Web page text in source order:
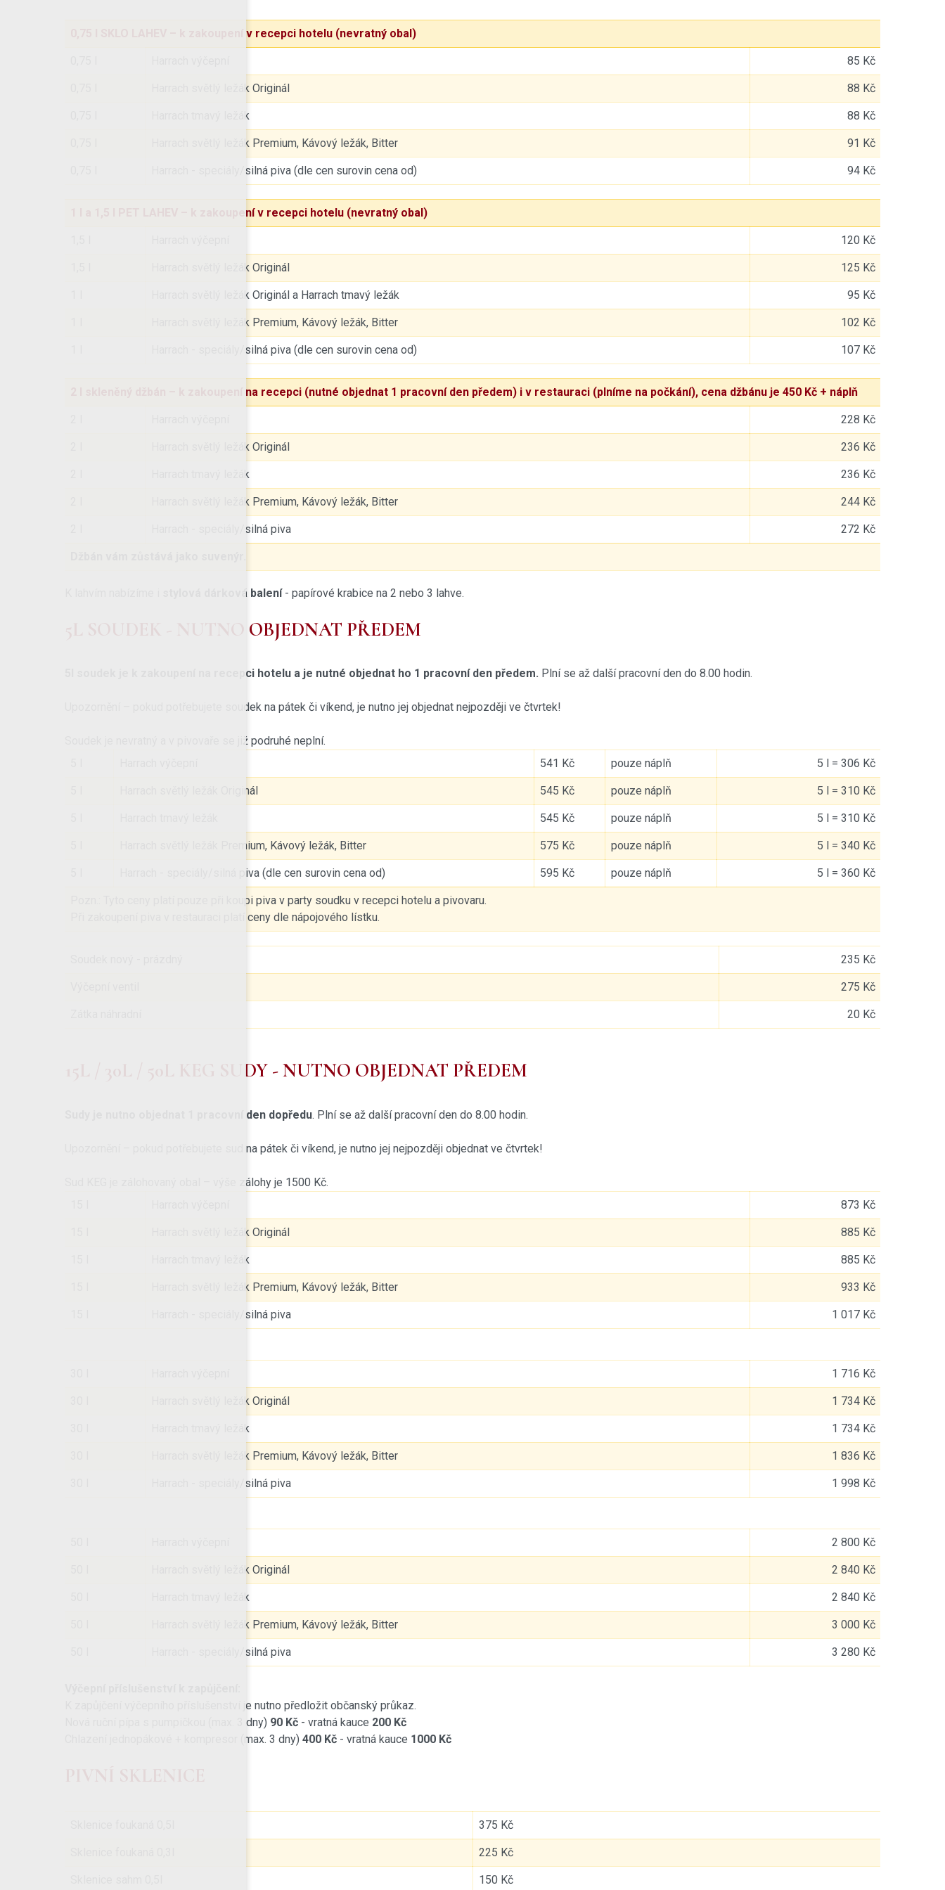
0,75 l SKLO LAHEV – k zakoupení v recepci hotelu (nevratný obal)
85 Kč
Harrach světlý ležák Originál 88 Kč
Harrach tmavý ležák 88 Kč
Harrach světlý ležák Premium, Kávový ležák, Bitter 91 Kč
Harrach - speciály/silná piva (dle cen surovin cena od) 94 Kč
1 l a 1,5 l PET LAHEV – k zakoupení v recepci hotelu (nevratný obal)
120 Kč
Harrach světlý ležák Originál 125 Kč
Harrach světlý ležák Originál a Harrach tmavý ležák 95 Kč
Harrach světlý ležák Premium, Kávový ležák, Bitter 102 Kč
Harrach - speciály/silná piva (dle cen surovin cena od) 107 Kč
2 l skleněný džbán – k zakoupení na recepci (nutné objednat 1 pracovní den předem) i v restauraci (plníme na počkání), cena džbánu je 450 Kč + náplň
228 Kč
Harrach světlý ležák Originál 236 Kč
Harrach tmavý ležák 236 Kč
Harrach světlý ležák Premium, Kávový ležák, Bitter 244 Kč
Harrach - speciály/silná piva 272 Kč
stylová dárková balení- papírové krabice na 2 nebo 3 lahve.
5L SOUDEK - NUTNO OBJEDNAT PŘEDEM
5l soudek je k zakoupení na recepci hotelu a je nutné objednat ho 1 pracovní den předem. Plní se až další pracovní den do 8.00 hodin.
Upozornění – pokud potřebujete soudek na pátek či víkend, je nutno jej objednat nejpozději ve čtvrtek!
Soudek je nevratný a v pivovaře se již podruhé neplní.
541 Kč pouze náplň 5 l = 306 Kč
Harrach světlý ležák Originál 545 Kč pouze náplň 5 l = 310 Kč
545 Kč pouze náplň 5 l = 310 Kč
Harrach světlý ležák Premium, Kávový ležák, Bitter 575 Kč pouze náplň 5 l = 340 Kč
Harrach - speciály/silná piva (dle cen surovin cena od) 595 Kč pouze náplň 5 l = 360 Kč
Pozn.: Tyto ceny platí pouze při koupi piva v party soudku v recepci hotelu a pivovaru.
Při zakoupení piva v restauraci platí ceny dle nápojového lístku.
235 Kč
275 Kč
20 Kč
15L / 30L / 50L KEG SUDY - NUTNO OBJEDNAT PŘEDEM
Sudy je nutno objednat 1 pracovní den dopředu. Plní se až další pracovní den do 8.00 hodin.
Upozornění – pokud potřebujete sud na pátek či víkend, je nutno jej nejpozději objednat ve čtvrtek!
Sud KEG je zálohovaný obal – výše zálohy je 1500 Kč.
873 Kč
Harrach světlý ležák Originál 885 Kč
Harrach tmavý ležák 885 Kč
Harrach světlý ležák Premium, Kávový ležák, Bitter 933 Kč
Harrach - speciály/silná piva 1 017 Kč
1 716 Kč
Harrach světlý ležák Originál 1 734 Kč
Harrach tmavý ležák 1 734 Kč
Harrach světlý ležák Premium, Kávový ležák, Bitter 1 836 Kč
Harrach - speciály/silná piva 1 998 Kč
2 800 Kč
Harrach světlý ležák Originál 2 840 Kč
Harrach tmavý ležák 2 840 Kč
Harrach světlý ležák Premium, Kávový ležák, Bitter 3 000 Kč
Harrach - speciály/silná piva 3 280 Kč
K zapůjčení výčepního příslušenství je nutno předložit občanský průkaz.
Nová ruční pípa s pumpičkou (max. 3 dny) 90 Kč - vratná kauce 200 Kč
Chlazení jednopákové + kompresor (max. 3 dny) 400 Kč - vratná kauce 1000 Kč
375 Kč
225 Kč
150 Kč